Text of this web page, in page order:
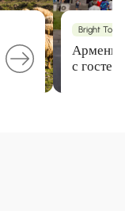
Bright Tour
Армения:
с